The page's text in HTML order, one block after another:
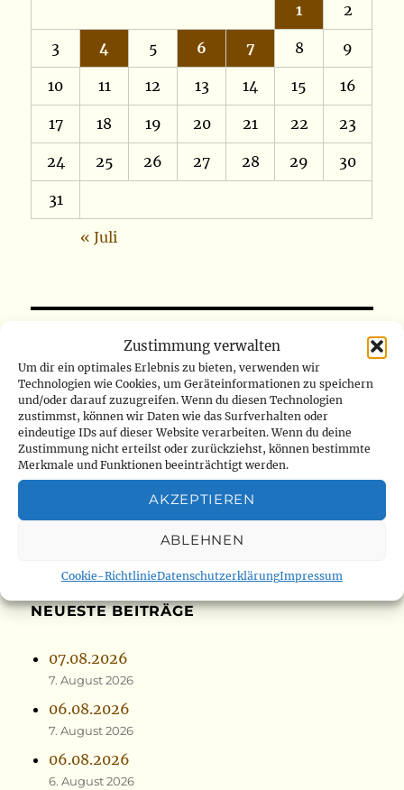
Zustimmung verwalten
Um dir ein optimales Erlebnis zu bieten, verwenden wir
Technologien wie Cookies, um Geräteinformationen zu speichern
und/oder darauf zuzugreifen. Wenn du diesen Technologien
zustimmst, können wir Daten wie das Surfverhalten oder
eindeutige IDs auf dieser Website verarbeiten. Wenn du deine
Zustimmung nicht erteilst oder zurückziehst, können bestimmte
Merkmale und Funktionen beeinträchtigt werden.
AKZEPTIEREN
ABLEHNEN
Cookie-RichtlinieDatenschutzerklärungImpressum
1 2
3 4 5 6 7 8 9
10 11 12 13 14 15 16
17 18 19 20 21 22 23
24 25 26 27 28 29 30
31
« Juli
nach:
ARCHIV
NEUESTE BEITRÄGE
07.08.2026
7. August 2026
06.08.2026
7. August 2026
06.08.2026
6. August 2026